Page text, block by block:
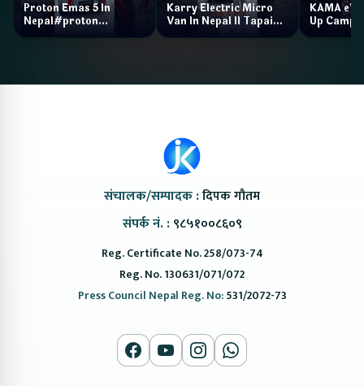
Proton Emas 5 In
Nepal#proton
#protonemas5#protonnepal#evcarnepal
Karry Electric Micro
Van In Nepal II Tapaiko
Bazar II Jankari
KAMA eV
Up Camp
संचालक/सम्पादक :दिपक गौतम
संपर्क नं. : ९८५१००८६०९
Reg. Certificate No. 258/073-74
Reg. No. 130631/071/072
Press Council Nepal Reg. No:531/2072-73